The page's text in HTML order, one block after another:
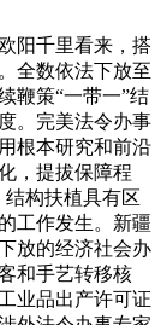
阳千里看来，搭
全数依法下放至
鞭策“一带一”结
。完美法令办事
根本研究和前沿
，提拔保障程
结构扶植具有区
工作发生。新疆
放的经济社会办
和手艺转移核
业品出产许可证